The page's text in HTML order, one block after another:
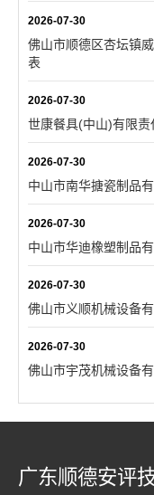
2026-07-30
佛山市顺德区杏坛镇
表
2026-07-30
世康餐具(中山)有限
2026-07-30
中山市南华搪瓷制品
2026-07-30
中山市华迪橡塑制品
2026-07-30
佛山市义顺机械设备
2026-07-30
佛山市宇茂机械设备
广东顺德安评